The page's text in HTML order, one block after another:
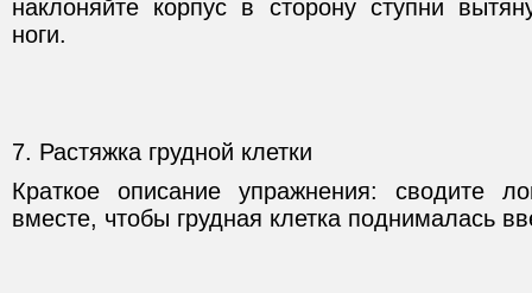
наклоняйте корпус в сторону ступни
ноги.
7. Растяжка грудной клетки
Краткое описание упражнения: сводите
вместе, чтобы грудная клетка поднималась